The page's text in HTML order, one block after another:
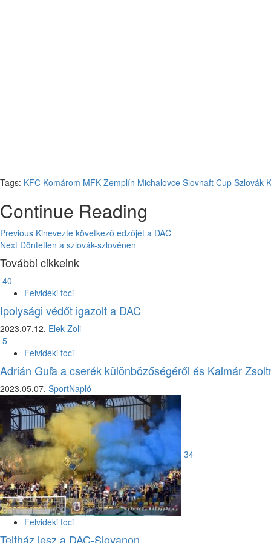
Tags: KFC Komárom MFK Zemplín Michalovce Slovnaft Cup Szlovák
Continue Reading
Previous Kinevezte következő edzőjét a DAC
Next Döntetlen a szlovák-szlovénen
További cikkeink
40
Felvidéki foci
Ipolysági védőt igazolt a DAC
2023.07.12. Elek Zoli
5
Felvidéki foci
Adrián Guľa a cserék különbözőségéről és Kalmár
2023.05.07. SportNapló
34
Felvidéki foci
Teltház lesz a DAC-Slovanon